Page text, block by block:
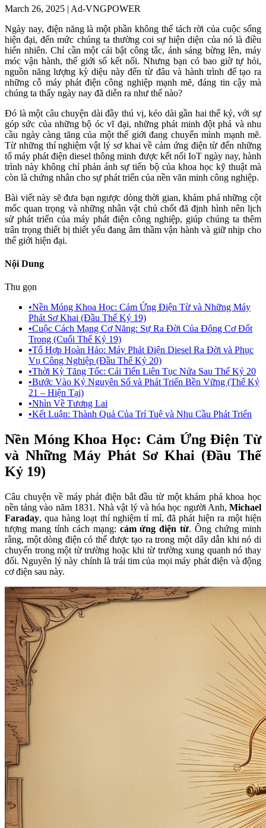
March 26, 2025 | Ad-VNGPOWER
Ngày nay, điện năng là một phần không thể tách rời của cuộc sống
hiện đại, đến mức chúng ta thường coi sự hiện diện của nó là điều
hiển nhiên. Chỉ cần một cái bật công tắc, ánh sáng bừng lên, máy
móc vận hành, thế giới số kết nối. Nhưng bạn có bao giờ tự hỏi,
nguồn năng lượng kỳ diệu này đến từ đâu và hành trình để tạo ra
những cỗ máy phát điện công nghiệp mạnh mẽ, đáng tin cậy mà
chúng ta thấy ngày nay đã diễn ra như thế nào?
Đó là một câu chuyện dài đầy thú vị, kéo dài gần hai thế kỷ, với sự
góp sức của những bộ óc vĩ đại, những phát minh đột phá và nhu
cầu ngày càng tăng của một thế giới đang chuyển mình mạnh mẽ.
Từ những thí nghiệm vật lý sơ khai về cảm ứng điện từ đến những
tổ máy phát điện diesel thông minh được kết nối IoT ngày nay, hành
trình này không chỉ phản ánh sự tiến bộ của khoa học kỹ thuật mà
còn là chứng nhân cho sự phát triển của nền văn minh công nghiệp.
Bài viết này sẽ đưa bạn ngược dòng thời gian, khám phá những cột
mốc quan trọng và những nhân vật chủ chốt đã định hình nên lịch
sử phát triển của máy phát điện công nghiệp, giúp chúng ta thêm
trân trọng thiết bị thiết yếu đang âm thầm vận hành và giữ nhịp cho
thế giới hiện đại.
Nội Dung
Thu gọn
•Nền Móng Khoa Học: Cảm Ứng Điện Từ và Những Máy
Phát Sơ Khai (Đầu Thế Kỷ 19)
•Cuộc Cách Mạng Cơ Năng: Sự Ra Đời Của Động Cơ Đốt
Trong (Cuối Thế Kỷ 19)
▪Tổ Hợp Hoàn Hảo: Máy Phát Điện Diesel Ra Đời và Phục
Vụ Công Nghiệp (Đầu Thế Kỷ 20)
•Thời Kỳ Tăng Tốc: Cải Tiến Liên Tục Nửa Sau Thế Kỷ 20
•Bước Vào Kỷ Nguyên Số và Phát Triển Bền Vững (Thế Kỷ
21 – Hiện Tại)
•Nhìn Về Tương Lai
•Kết Luận: Thành Quả Của Trí Tuệ và Nhu Cầu Phát Triển
Nền Móng Khoa Học: Cảm Ứng Điện Từ
và Những Máy Phát Sơ Khai (Đầu Thế
Kỷ 19)
Câu chuyện về máy phát điện bắt đầu từ một khám phá khoa học
nền tảng vào năm 1831. Nhà vật lý và hóa học người Anh, Michael
Faraday, qua hàng loạt thí nghiệm tỉ mỉ, đã phát hiện ra một hiện
tượng mang tính cách mạng: cảm ứng điện từ. Ông chứng minh
rằng, một dòng điện có thể được tạo ra trong một dây dẫn khi nó di
chuyển trong một từ trường hoặc khi từ trường xung quanh nó thay
đổi. Nguyên lý này chính là trái tim của mọi máy phát điện và động
cơ điện sau này.